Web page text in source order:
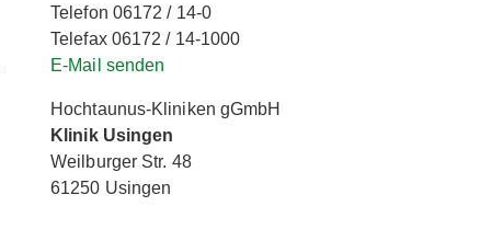
Telefon 06172 / 14-0
Telefax 06172 / 14-1000
E-Mail senden
Hochtaunus-Kliniken gGmbH
Klinik Usingen
Weilburger Str. 48
61250 Usingen